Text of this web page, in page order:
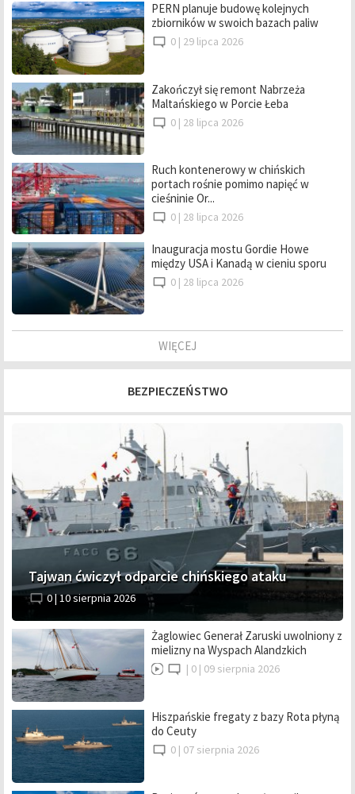
PERN planuje budowę kolejnych
zbiorników w swoich bazach paliw
0 | 29 lipca 2026
Zakończył się remont Nabrzeża
Maltańskiego w Porcie Łeba
0 | 28 lipca 2026
Ruch kontenerowy w chińskich
portach rośnie pomimo napięć w
cieśninie Or...
0 | 28 lipca 2026
Inauguracja mostu Gordie Howe
między USA i Kanadą w cieniu sporu
0 | 28 lipca 2026
WIĘCEJ
BEZPIECZEŃSTWO
Tajwan ćwiczył odparcie chińskiego ataku
0 |10 sierpnia 2026
Żaglowiec Generał Zaruski uwolniony z
mielizny na Wyspach Alandzkich
| 0 | 09 sierpnia 2026
Hiszpańskie fregaty z bazy Rota płyną
do Ceuty
0 | 07 sierpnia 2026